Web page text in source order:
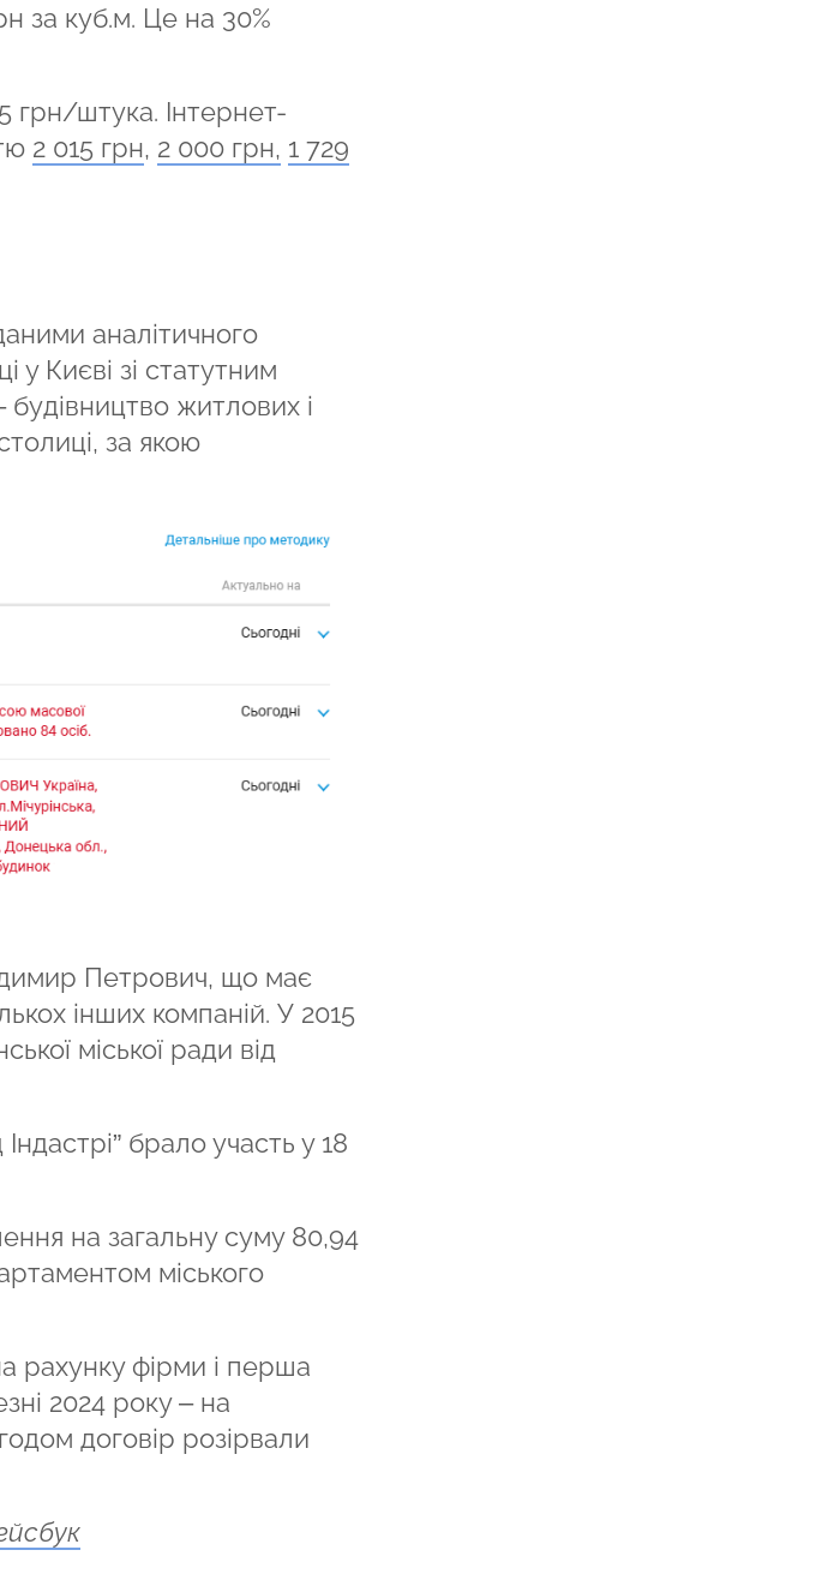
за куб.м. Це на 30%
грн/штука. Інтернет-
2 015 грн, 2 000 грн, 1 729
аналітичного
у Києві зі статутним
будівництво житлових і
за якою
Петрович, що має
інших компаній. У 2015
міської ради від
брало участь у 18
на загальну суму 80,94
міського
рахунку фірми і перша
2024 року – на
договір розірвали